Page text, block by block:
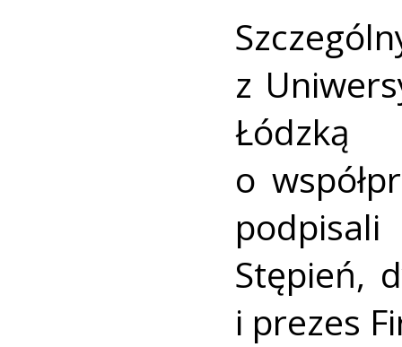
z
Łódzką
o
Stępień,
i prezes